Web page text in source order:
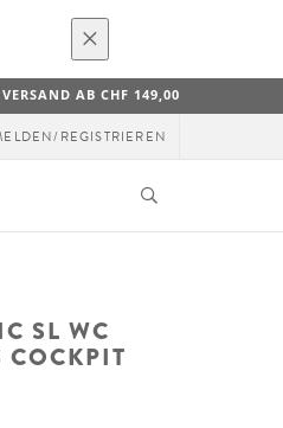
VERSAND AB CHF 149,00
REGISTRIEREN
SL WC
COCKPIT